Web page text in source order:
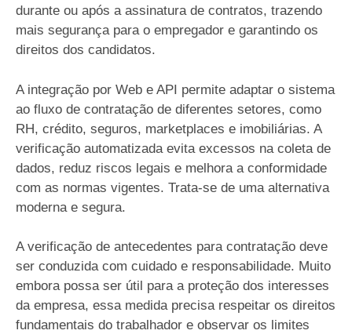
durante ou após a assinatura de contratos, trazendo
mais segurança para o empregador e garantindo os
direitos dos candidatos.
A integração por Web e API permite adaptar o sistema
ao fluxo de contratação de diferentes setores, como
RH, crédito, seguros, marketplaces e imobiliárias. A
verificação automatizada evita excessos na coleta de
dados, reduz riscos legais e melhora a conformidade
com as normas vigentes. Trata-se de uma alternativa
moderna e segura.
A verificação de antecedentes para contratação deve
ser conduzida com cuidado e responsabilidade. Muito
embora possa ser útil para a proteção dos interesses
da empresa, essa medida precisa respeitar os direitos
fundamentais do trabalhador e observar os limites